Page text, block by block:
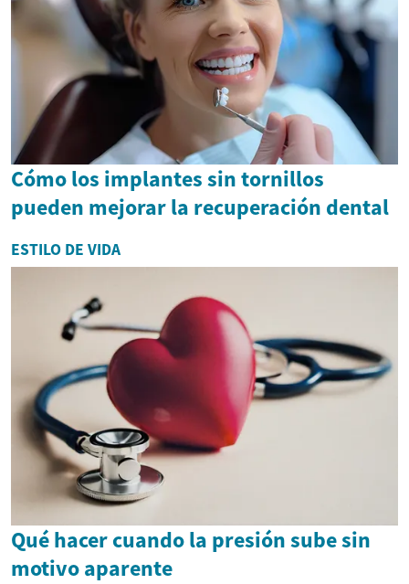
Cómo los implantes sin tornillos
pueden mejorar la recuperación dental
ESTILO DE VIDA
Qué hacer cuando la presión sube sin
motivo aparente